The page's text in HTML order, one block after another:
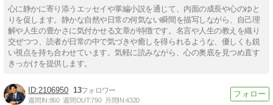
心に静かに寄り添うエッセイや掌編小説を通じて、内面の成長や心のゆと
りを促します。静かな自然や日常の何気ない瞬間を描写しながら、自己理
解や人生の豊かさに気付かせる文章が特徴です。名言や人生の教えを織り
交ぜつつ、読者が日常の中で気づきや癒しを得られるような、優しくも鋭
い視点を持ち合わせています。気軽に読みながら、心の奥底を見つめ直す
きっかけを提供します。
2106950 13
週間IN:860 週間OUT:790 月間IN:4320